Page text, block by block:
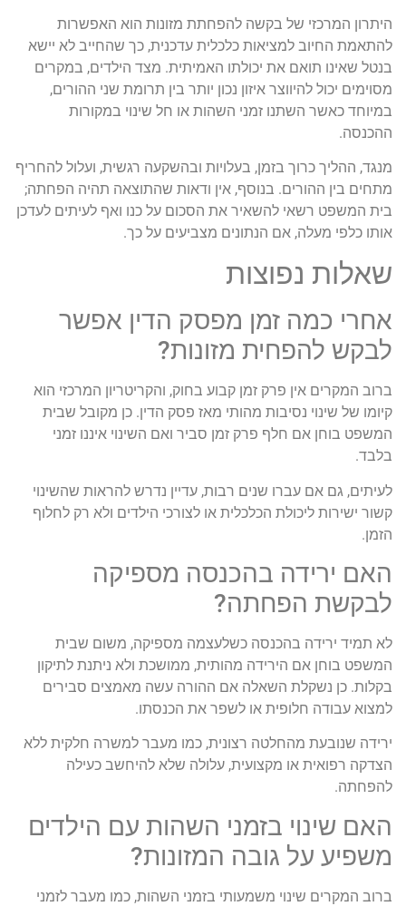
היתרון המרכזי של בקשה להפחתת מזונות הוא האפשרות
להתאמת החיוב למציאות כלכלית עדכנית, כך שהחייב לא יישא
בנטל שאינו תואם את יכולתו האמיתית. מצד הילדים, במקרים
מסוימים יכול להיווצר איזון נכון יותר בין תרומת שני ההורים,
במיוחד כאשר השתנו זמני השהות או חל שינוי במקורות
ההכנסה.
מנגד, ההליך כרוך בזמן, בעלויות ובהשקעה רגשית, ועלול להחריף
מתחים בין ההורים. בנוסף, אין ודאות שהתוצאה תהיה הפחתה;
בית המשפט רשאי להשאיר את הסכום על כנו ואף לעיתים לעדכן
אותו כלפי מעלה, אם הנתונים מצביעים על כך.
שאלות נפוצות
אחרי כמה זמן מפסק הדין אפשר
לבקש להפחית מזונות?
ברוב המקרים אין פרק זמן קבוע בחוק, והקריטריון המרכזי הוא
קיומו של שינוי נסיבות מהותי מאז פסק הדין. כן מקובל שבית
המשפט בוחן אם חלף פרק זמן סביר ואם השינוי איננו זמני
בלבד.
לעיתים, גם אם עברו שנים רבות, עדיין נדרש להראות שהשינוי
קשור ישירות ליכולת הכלכלית או לצורכי הילדים ולא רק לחלוף
הזמן.
האם ירידה בהכנסה מספיקה
לבקשת הפחתה?
לא תמיד ירידה בהכנסה כשלעצמה מספיקה, משום שבית
המשפט בוחן אם הירידה מהותית, ממושכת ולא ניתנת לתיקון
בקלות. כן נשקלת השאלה אם ההורה עשה מאמצים סבירים
למצוא עבודה חלופית או לשפר את הכנסתו.
ירידה שנובעת מהחלטה רצונית, כמו מעבר למשרה חלקית ללא
הצדקה רפואית או מקצועית, עלולה שלא להיחשב כעילה
להפחתה.
האם שינוי בזמני השהות עם הילדים
משפיע על גובה המזונות?
ברוב המקרים שינוי משמעותי בזמני השהות, כמו מעבר לזמני